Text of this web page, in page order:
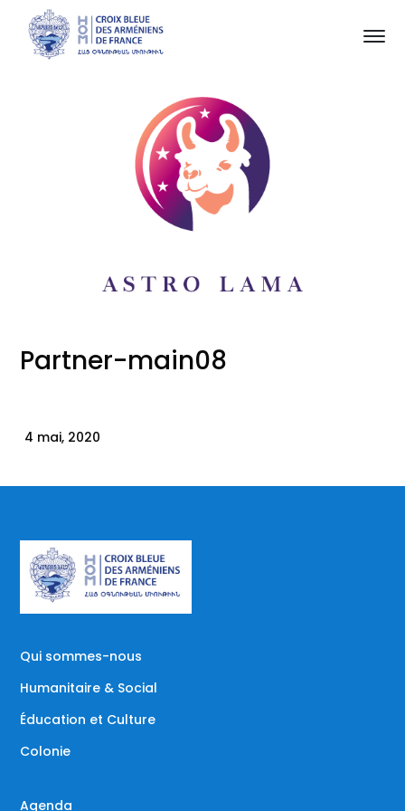
Partner-main08
4 mai, 2020
Qui sommes-nous
Humanitaire & Social
Éducation et Culture
Colonie
Agenda